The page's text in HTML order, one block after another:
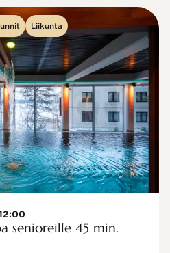
Liikunta
senioreille 45 min.